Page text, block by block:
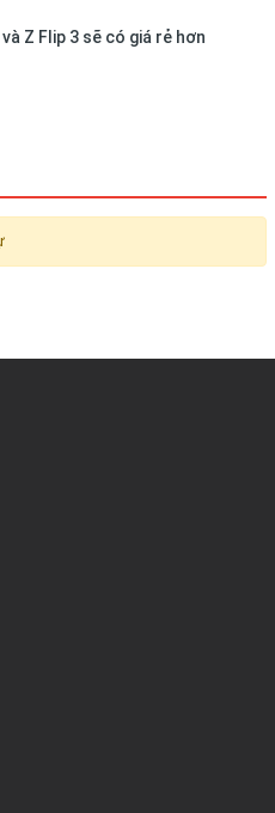
Z Flip 3 sẽ có giá rẻ hơn